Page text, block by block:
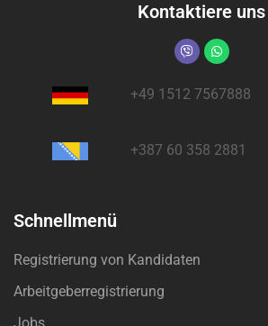
Kontaktiere uns
+49 1512 7567888
+387 60 358 2881
Schnellmenü
Registrierung von Kandidaten
Arbeitgeberregistrierung